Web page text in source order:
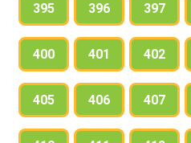
395 396 397
400 401 402
405 406 407